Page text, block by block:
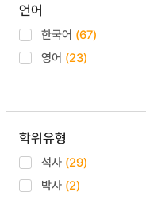
언어
한국어 (67)
영어 (23)
학위유형
석사 (29)
박사 (2)